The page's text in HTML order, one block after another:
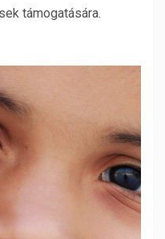
támogatására.